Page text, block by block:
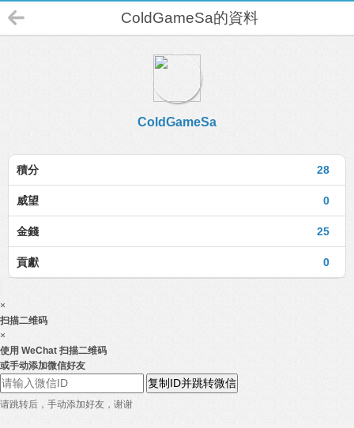
ColdGameSa的資料
ColdGameSa
28
積分
0
威望
25
金錢
0
貢獻
×
扫描二维码
×
使用 WeChat 扫描二维码
或手动添加微信好友
复制ID并跳转微信
请跳转后，手动添加好友，谢谢